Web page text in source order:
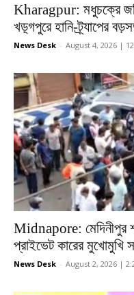
Kharagpur: মধুচক্রে
খড়্গপুরে হানি-ট্র্যাপের
News Desk - August 4, 2026 |
Midnapore: মেদিনীপুর
প্রাইভেট কারের মুখোমুখি
News Desk - August 2, 2026 |